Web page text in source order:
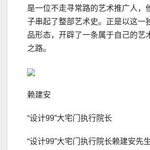
是一位不走寻常路的艺术推广人，
子串起了整部艺术史。正是以这一
品形态，开辟了一条属于自己的艺
之路。
赖建安
“设计99”大宅门执行院长
“设计99”大宅门执行院长赖建安先